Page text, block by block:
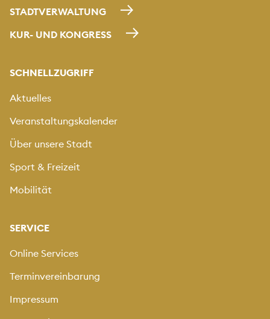
STADTVERWALTUNG
KUR- UND KONGRESS
SCHNELLZUGRIFF
Aktuelles
Veranstaltungskalender
Über unsere Stadt
Sport & Freizeit
Mobilität
SERVICE
Online Services
Terminvereinbarung
Impressum